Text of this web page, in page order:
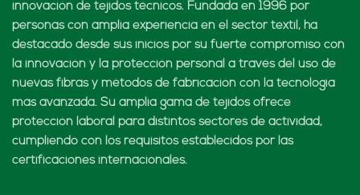
innovación de tejidos técnicos. Fundada en 1996 por
personas con amplia experiencia en el sector textil, ha
destacado desde sus inicios por su fuerte compromiso con
la innovación y la protección personal a través del uso de
nuevas fibras y métodos de fabricación con la tecnología
más avanzada. Su amplia gama de tejidos ofrece
protección laboral para distintos sectores de actividad,
cumpliendo con los requisitos establecidos por las
certificaciones internacionales.